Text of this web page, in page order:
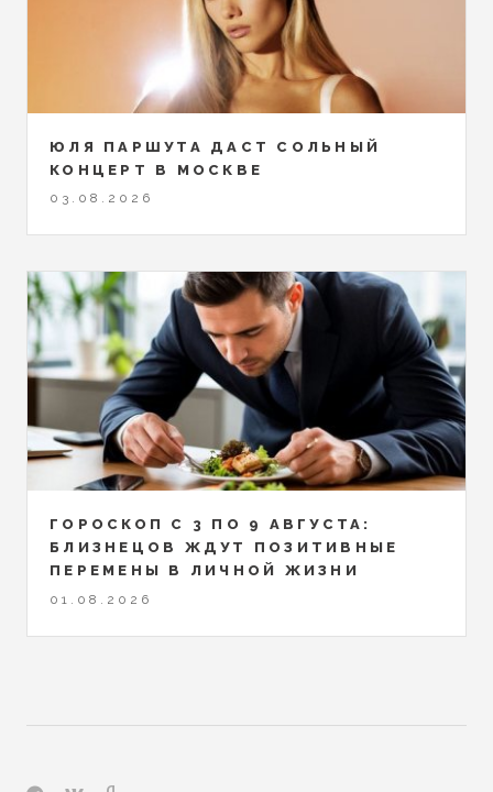
ЮЛЯ ПАРШУТА ДАСТ СОЛЬНЫЙ
КОНЦЕРТ В МОСКВЕ
03.08.2026
ГОРОСКОП С 3 ПО 9 АВГУСТА:
БЛИЗНЕЦОВ ЖДУТ ПОЗИТИВНЫЕ
ПЕРЕМЕНЫ В ЛИЧНОЙ ЖИЗНИ
01.08.2026